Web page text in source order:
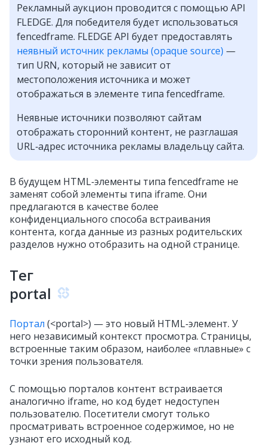
Рекламный аукцион проводится с помощью API
FLEDGE. Для победителя будет использоваться
fencedframe. FLEDGE API будет предоставлять
неявный источник рекламы (opaque source) —
тип URN, который не зависит от
местоположения источника и может
отображаться в элементе типа fencedframe.
Неявные источники позволяют сайтам
отображать сторонний контент, не разглашая
URL‑адрес источника рекламы владельцу сайта.
В будущем HTML‑элементы типа fencedframe не
заменят собой элементы типа iframe. Они
предлагаются в качестве более
конфиденциального способа встраивания
контента, когда данные из разных родительских
разделов нужно отобразить на одной странице.
Тег
portal
Портал (<portal>) — это новый HTML‑элемент. У
него независимый контекст просмотра. Страницы,
встроенные таким образом, наиболее «плавные» с
точки зрения пользователя.
С помощью порталов контент встраивается
аналогично iframe, но код будет недоступен
пользователю. Посетители смогут только
просматривать встроенное содержимое, но не
узнают его исходный код.